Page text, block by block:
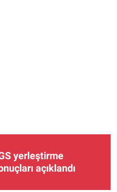
yerleştirme
açıklandı